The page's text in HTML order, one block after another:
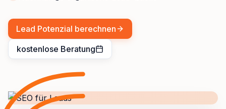
Lead Potenzial berechnen
kostenlose Beratung